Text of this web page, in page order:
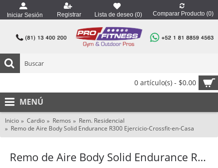
Iniciar Sesión Registrar Lista de deseo (0) Comparar Producto (0)
0 artículo(s) - $0.00
MENÚ
Inicio Cardio Remos
Rem. Residencial
Remo de Aire Body Solid Endurance R300 Ejercicio-Crossfit-en-Casa
Remo de Aire Body Solid Endurance R300 Ejercicio-Crossfit-en-Casa